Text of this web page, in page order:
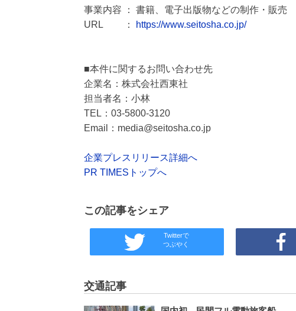
事業内容 ： 書籍、電子出版物などの制作・販売
URL ：
https://www.seitosha.co.jp/
■本件に関するお問い合わせ先
企業名：株式会社西東社
担当者名：小林
TEL：03-5800-3120
Email：media@seitosha.co.jp
企業プレスリリース詳細へ
PR TIMESトップへ
この記事をシェア
Twitterで
つぶやく
交通記事